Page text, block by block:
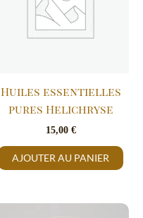
Huiles essentielles
pures Helichryse
15,00 €
AJOUTER AU PANIER